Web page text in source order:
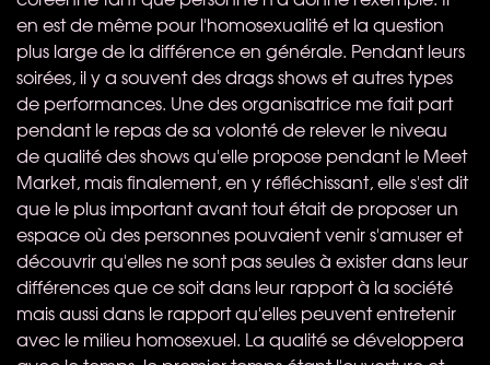
en est de même pour l'homosexualité et la question
plus large de la différence en générale. Pendant leurs
soirées, il y a souvent des drags shows et autres types
de performances. Une des organisatrice me fait part
pendant le repas de sa volonté de relever le niveau
de qualité des shows qu'elle propose pendant le Meet
Market, mais finalement, en y réfléchissant, elle s'est dit
que le plus important avant tout était de proposer un
espace où des personnes pouvaient venir s'amuser et
découvrir qu'elles ne sont pas seules à exister dans leur
différences que ce soit dans leur rapport à la société
mais aussi dans le rapport qu'elles peuvent entretenir
avec le milieu homosexuel. La qualité se développera